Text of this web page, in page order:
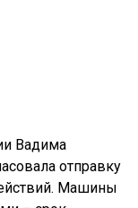
Вадима
отправку
Машины